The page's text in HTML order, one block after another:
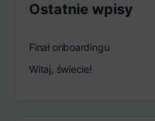
Ostatnie wpisy
Finał onboardingu
Witaj, świecie!